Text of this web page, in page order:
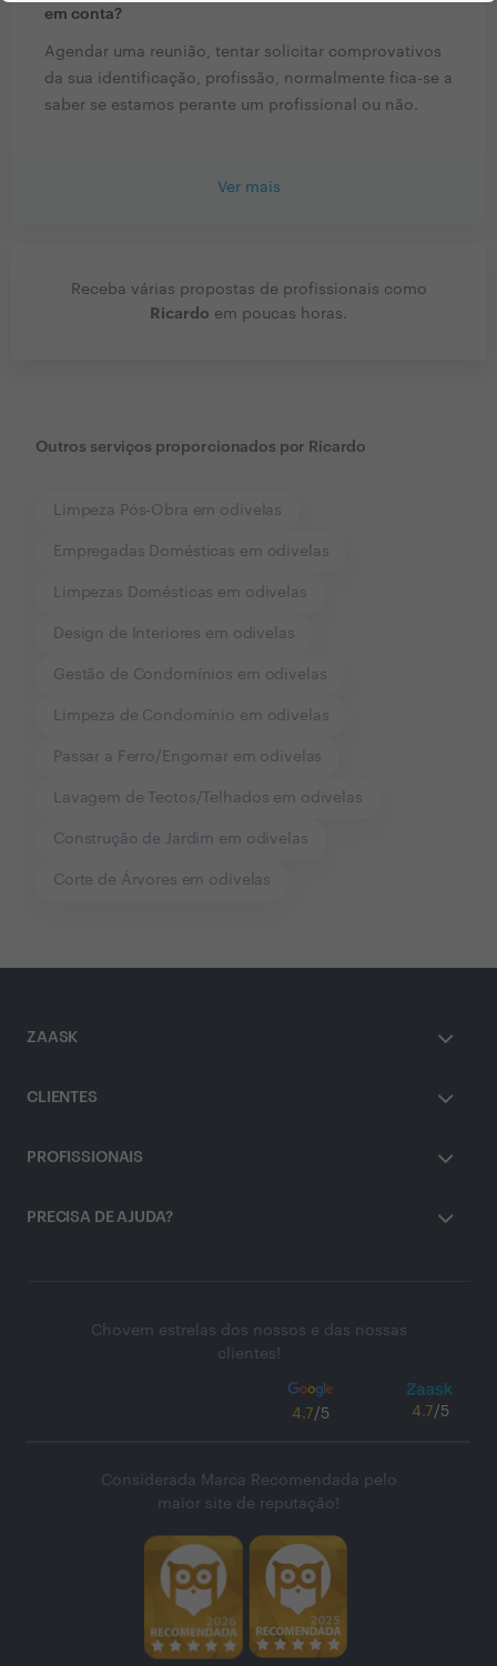
em conta?
Agendar uma reunião, tentar solicitar comprovativos
da sua identificação, profissão, normalmente fica-se a
saber se estamos perante um profissional ou não.
Ver mais
Receba várias propostas de profissionais como
Ricardo em poucas horas.
Outros serviços proporcionados por Ricardo
Limpeza Pós-Obra em odivelas
Empregadas Domésticas em odivelas
Limpezas Domésticas em odivelas
Design de Interiores em odivelas
Gestão de Condomínios em odivelas
Limpeza de Condomínio em odivelas
Passar a Ferro/Engomar em odivelas
Lavagem de Tectos/Telhados em odivelas
Construção de Jardim em odivelas
Corte de Árvores em odivelas
ZAASK
CLIENTES
PROFISSIONAIS
PRECISA DE AJUDA?
Chovem estrelas dos nossos e das nossas
clientes!
4.7/5 4.7/5
Considerada Marca Recomendada pelo
maior site de reputação!